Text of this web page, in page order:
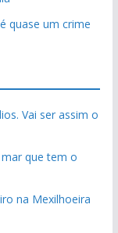
quase um crime
Vai ser assim o
que tem o
na Mexilhoeira